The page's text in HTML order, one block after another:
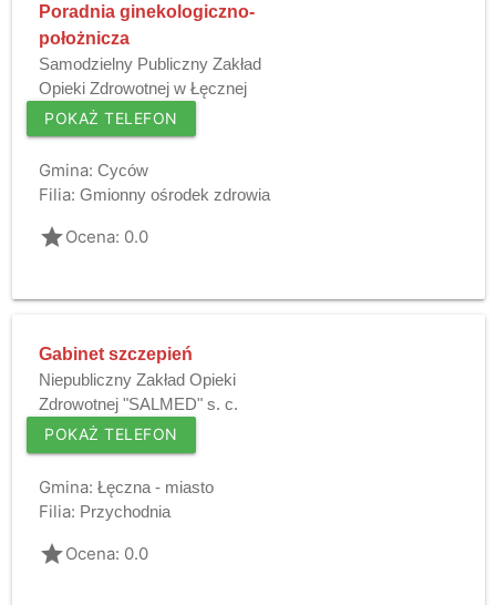
Poradnia ginekologiczno-
położnicza
Samodzielny Publiczny Zakład
Opieki Zdrowotnej w Łęcznej
POKAŻ TELEFON
Gmina: Cyców
Filia: Gmionny ośrodek zdrowia
gradeOcena: 0.0
Gabinet szczepień
Niepubliczny Zakład Opieki
Zdrowotnej "SALMED" s. c.
POKAŻ TELEFON
Gmina: Łęczna - miasto
Filia: Przychodnia
gradeOcena: 0.0